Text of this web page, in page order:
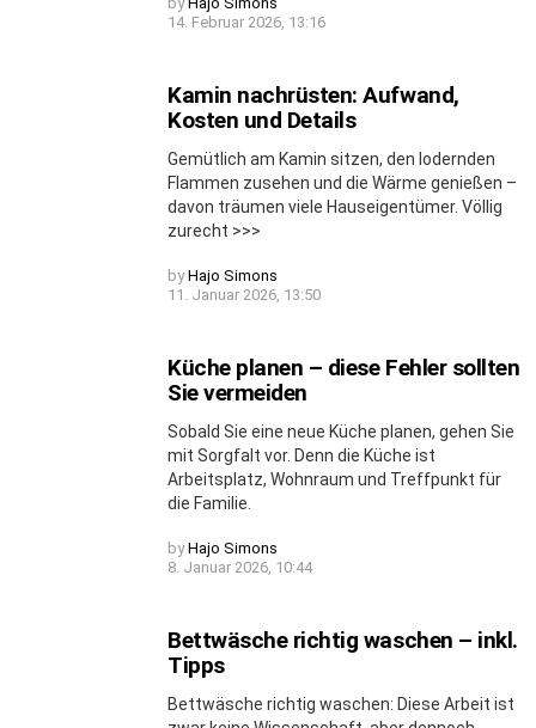
14. Februar 2026, 13:16
Kamin nachrüsten: Aufwand,
Kosten und Details
Gemütlich am Kamin sitzen, den lodernden
Flammen zusehen und die Wärme genießen –
davon träumen viele Hauseigentümer. Völlig
zurecht >>>
by Hajo Simons
11. Januar 2026, 13:50
Küche planen – diese Fehler sollten
Sie vermeiden
Sobald Sie eine neue Küche planen, gehen Sie
mit Sorgfalt vor. Denn die Küche ist
Arbeitsplatz, Wohnraum und Treffpunkt für
die Familie.
by Hajo Simons
8. Januar 2026, 10:44
Bettwäsche richtig waschen – inkl.
Tipps
Bettwäsche richtig waschen: Diese Arbeit ist